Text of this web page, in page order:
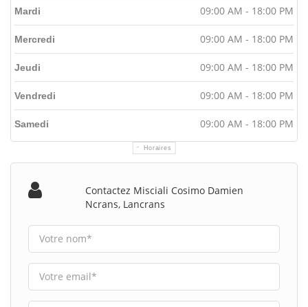
Horaires
Mardi 09:00 AM - 18:00 PM
Mercredi 09:00 AM - 18:00 PM
Jeudi 09:00 AM - 18:00 PM
Vendredi 09:00 AM - 18:00 PM
Samedi 09:00 AM - 18:00 PM
Contactez Misciali Cosimo Damien
Ncrans, Lancrans